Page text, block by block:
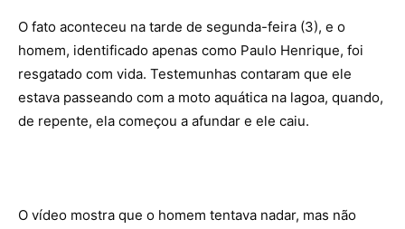
O fato aconteceu na tarde de segunda-feira (3), e o
homem, identificado apenas como Paulo Henrique, foi
resgatado com vida. Testemunhas contaram que ele
estava passeando com a moto aquática na lagoa, quando,
de repente, ela começou a afundar e ele caiu.
O vídeo mostra que o homem tentava nadar, mas não